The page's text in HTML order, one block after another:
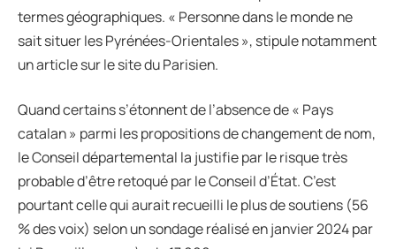
termes géographiques. « Personne dans le monde ne
sait situer les Pyrénées-Orientales », stipule notamment
un article sur le site du Parisien.
Quand certains s’étonnent de l’absence de « Pays
catalan » parmi les propositions de changement de nom,
le Conseil départemental la justifie par le risque très
probable d’être retoqué par le Conseil d’État. C’est
pourtant celle qui aurait recueilli le plus de soutiens (56
% des voix) selon un sondage réalisé en janvier 2024 par